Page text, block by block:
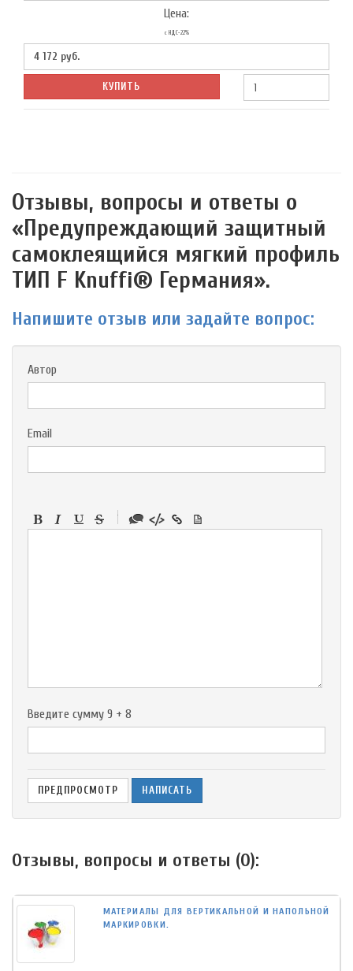
Цена:
с НДС-22%
4 172 руб.
КУПИТЬ
Отзывы, вопросы и ответы о
«Предупреждающий защитный
самоклеящийся мягкий профиль
ТИП F Knuffi® Германия».
Напишите отзыв или задайте вопрос:
Автор
Email
-
-
Введите сумму 9 + 8
Отзывы, вопросы и ответы (0):
МАТЕРИАЛЫ ДЛЯ ВЕРТИКАЛЬНОЙ И НАПОЛЬНОЙ
МАРКИРОВКИ.